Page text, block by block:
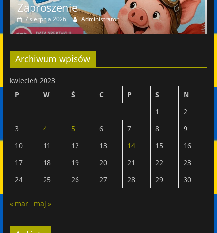
Zaproszenie
5 sierpnia 2026 Administrator
Archiwum wpisów
kwiecień 2023
P
W Ś C P S
N
1
2
3
4 5 6 7 8
9
10
11 12 13 14 15
16
17
18 19 20 21 22
23
24
25 26 27 28 29 30
« mar maj »